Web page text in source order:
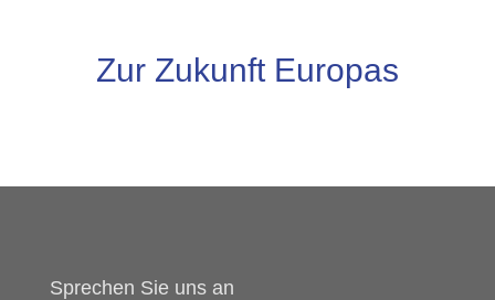
Zur Zukunft Europas
Sprechen Sie uns an